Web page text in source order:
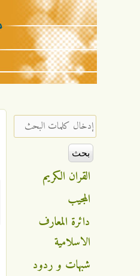
الإشعاع
الإسلامي
‏إدخال كلمات البحث ‏
القران الكريم
المجيب
دائرة المعارف
الاسلامية
شبهات و ردود